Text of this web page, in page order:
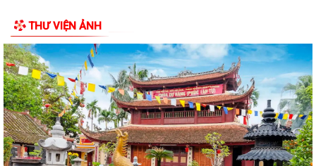
PHƯỜNG HỒNG BÀNG PHỐI HỢP VỚI CÁC ĐƠN VỊ, DOANH NGHIỆP VÀ
CÁC NHÀ HẢO TÂM TỔ CHỨC TẶNG QUÀ TRI ÂN...
TUỔI TRẺ PHƯỜNG HỒNG BÀNG THĂM, TẶNG QUÀ CÁC GIA ĐÌNH
CHÍNH SÁCH NHÂN KỶ NIỆM 79 NĂM NGÀY THƯƠNG...
Đoàn lãnh đạo Đảng uỷ - HĐND - UBND - UBMTQ Việt Nam phường
Hồng Bàng thăm và tặng quà các gia đình...
THÔNG BÁO: Tổ chức Lễ tưởng niệm và cầu siêu các Bà mẹ Việt Nam
THƯ VIỆN ẢNH